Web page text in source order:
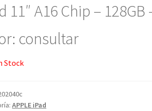
original
era:
$699.
actual
$669.
11″ A16 Chip – 128GB
consultar
Stock
APPLE iPad